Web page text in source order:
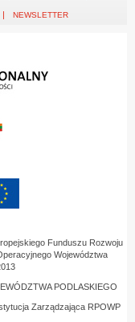
NEWSLETTER
Funduszu Rozwoju
Województwa
PODLASKIEGO
Zarządzająca RPOWP